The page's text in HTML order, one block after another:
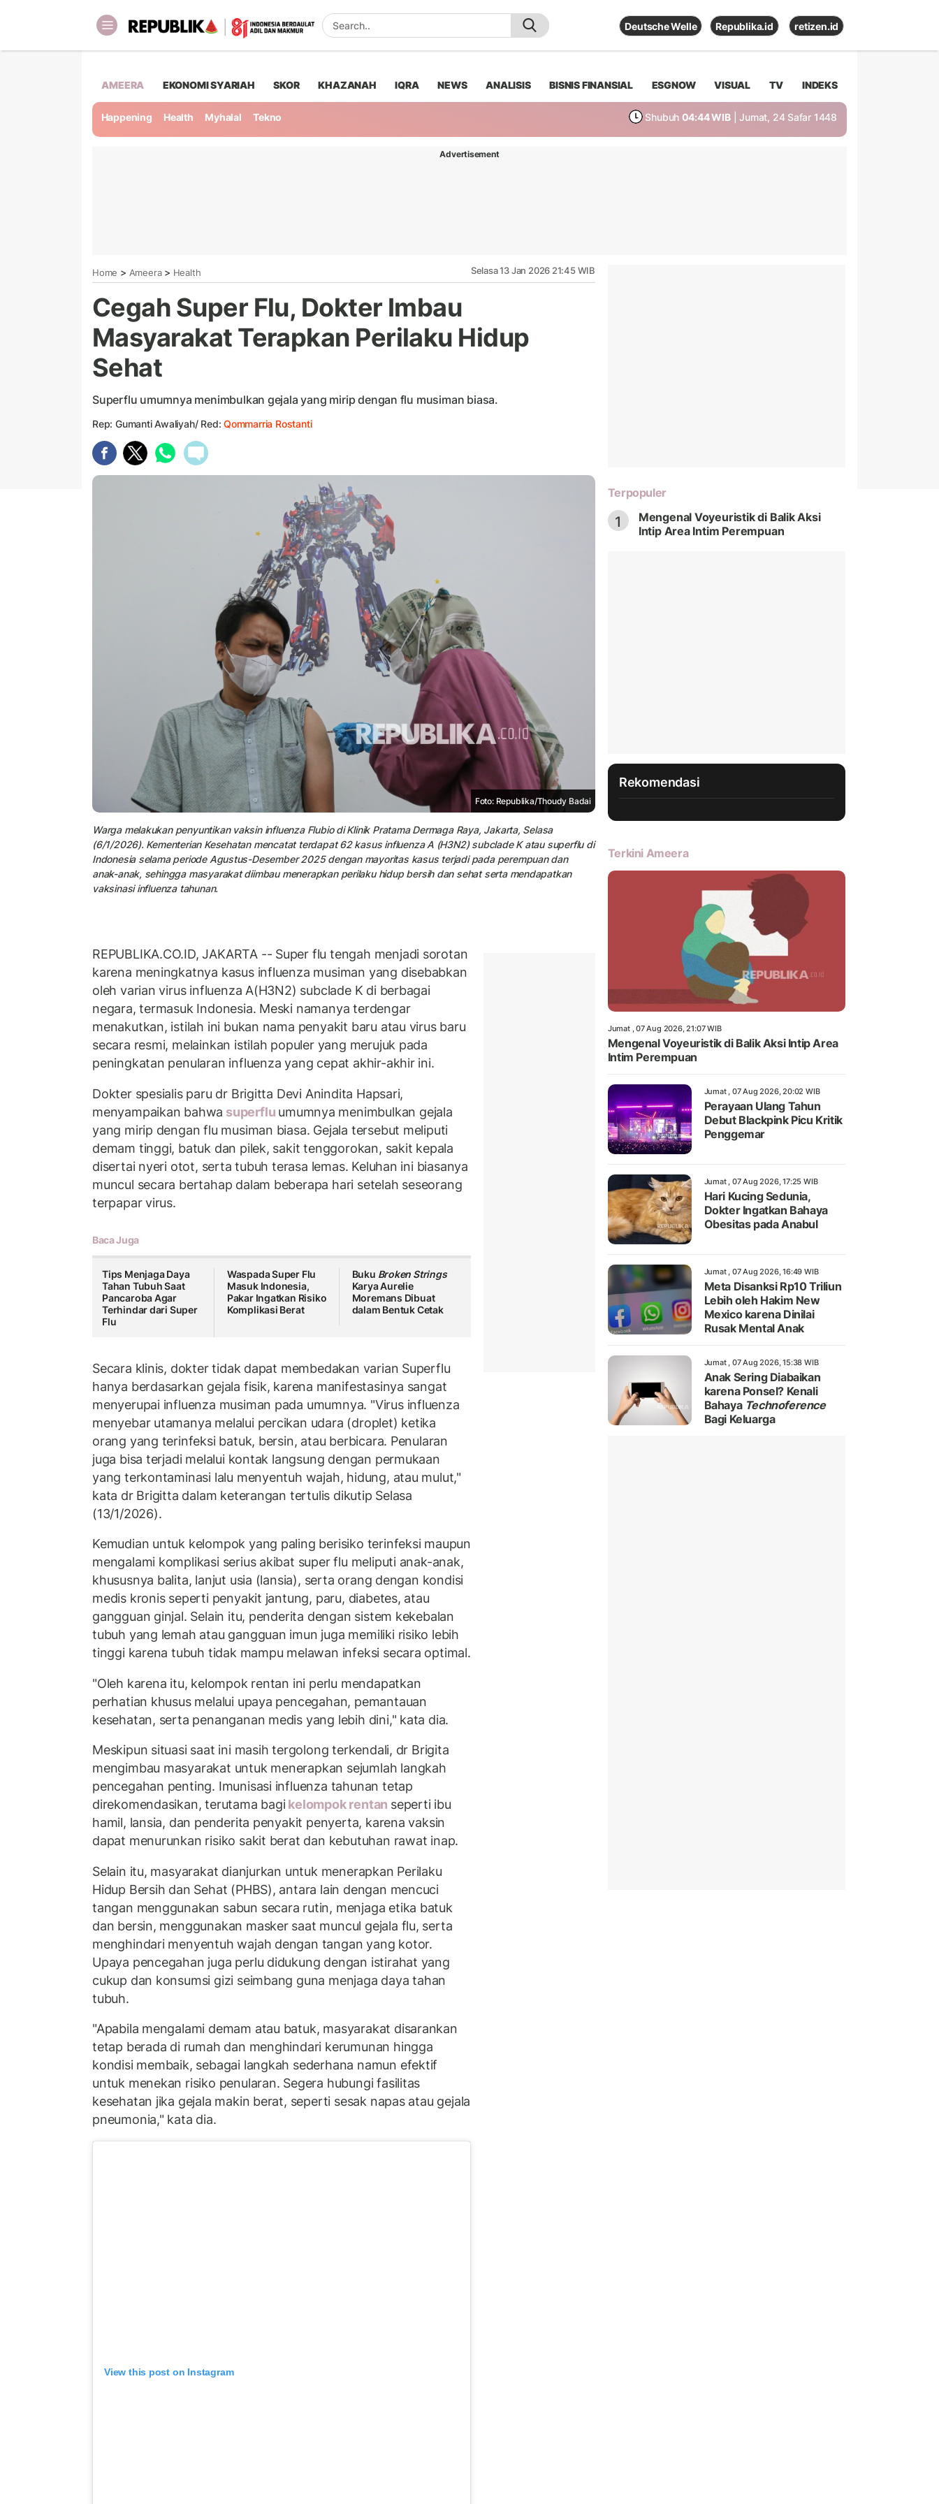
Deutsche Welle Republika.id retizen.id
AMEERA EKONOMI SYARIAH SKOR KHAZANAH IQRA NEWS ANALISIS BISNIS FINANSIAL ESGNOW VISUAL TV INDEKS
Happening Health Myhalal Tekno Shubuh 04:44 WIB | Jumat, 24 Safar 1448
Advertisement
Home > Ameera> Health Selasa 13 Jan 2026 21:45 WIB
Cegah Super Flu, Dokter Imbau
Masyarakat Terapkan Perilaku Hidup
Sehat
Superflu umumnya menimbulkan gejala yang mirip dengan flu musiman biasa.
Rep: Gumanti Awaliyah/ Red:Qommarria Rostanti
Foto: Republika/Thoudy Badai
Warga melakukan penyuntikan vaksin influenza Flubio di Klinik Pratama Dermaga Raya, Jakarta, Selasa
(6/1/2026). Kementerian Kesehatan mencatat terdapat 62 kasus influenza A (H3N2) subclade K atau superflu di
Indonesia selama periode Agustus-Desember 2025 dengan mayoritas kasus terjadi pada perempuan dan
anak-anak, sehingga masyarakat diimbau menerapkan perilaku hidup bersih dan sehat serta mendapatkan
vaksinasi influenza tahunan.
REPUBLIKA.CO.ID, JAKARTA -- Super flu tengah menjadi sorotan
karena meningkatnya kasus influenza musiman yang disebabkan
oleh varian virus influenza A(H3N2) subclade K di berbagai
negara, termasuk Indonesia. Meski namanya terdengar
menakutkan, istilah ini bukan nama penyakit baru atau virus baru
secara resmi, melainkan istilah populer yang merujuk pada
peningkatan penularan influenza yang cepat akhir-akhir ini.
Dokter spesialis paru dr Brigitta Devi Anindita Hapsari,
menyampaikan bahwa superflu umumnya menimbulkan gejala
yang mirip dengan flu musiman biasa. Gejala tersebut meliputi
demam tinggi, batuk dan pilek, sakit tenggorokan, sakit kepala
disertai nyeri otot, serta tubuh terasa lemas. Keluhan ini biasanya
muncul secara bertahap dalam beberapa hari setelah seseorang
terpapar virus.
Baca Juga
Tips Menjaga Daya
Tahan Tubuh Saat
Pancaroba Agar
Terhindar dari Super
Flu
Waspada Super Flu
Masuk Indonesia,
Pakar Ingatkan Risiko
Komplikasi Berat
Buku Broken Strings
Karya Aurelie
Moremans Dibuat
dalam Bentuk Cetak
Secara klinis, dokter tidak dapat membedakan varian Superflu
hanya berdasarkan gejala fisik, karena manifestasinya sangat
menyerupai influenza musiman pada umumnya. "Virus influenza
menyebar utamanya melalui percikan udara (droplet) ketika
orang yang terinfeksi batuk, bersin, atau berbicara. Penularan
juga bisa terjadi melalui kontak langsung dengan permukaan
yang terkontaminasi lalu menyentuh wajah, hidung, atau mulut,"
kata dr Brigitta dalam keterangan tertulis dikutip Selasa
(13/1/2026).
Kemudian untuk kelompok yang paling berisiko terinfeksi maupun
mengalami komplikasi serius akibat super flu meliputi anak-anak,
khususnya balita, lanjut usia (lansia), serta orang dengan kondisi
medis kronis seperti penyakit jantung, paru, diabetes, atau
gangguan ginjal. Selain itu, penderita dengan sistem kekebalan
tubuh yang lemah atau gangguan imun juga memiliki risiko lebih
tinggi karena tubuh tidak mampu melawan infeksi secara optimal.
"Oleh karena itu, kelompok rentan ini perlu mendapatkan
perhatian khusus melalui upaya pencegahan, pemantauan
kesehatan, serta penanganan medis yang lebih dini," kata dia.
Meskipun situasi saat ini masih tergolong terkendali, dr Brigita
mengimbau masyarakat untuk menerapkan sejumlah langkah
pencegahan penting. Imunisasi influenza tahunan tetap
direkomendasikan, terutama bagikelompok rentan seperti ibu
hamil, lansia, dan penderita penyakit penyerta, karena vaksin
dapat menurunkan risiko sakit berat dan kebutuhan rawat inap.
Selain itu, masyarakat dianjurkan untuk menerapkan Perilaku
Hidup Bersih dan Sehat (PHBS), antara lain dengan mencuci
tangan menggunakan sabun secara rutin, menjaga etika batuk
dan bersin, menggunakan masker saat muncul gejala flu, serta
menghindari menyentuh wajah dengan tangan yang kotor.
Upaya pencegahan juga perlu didukung dengan istirahat yang
cukup dan konsumsi gizi seimbang guna menjaga daya tahan
tubuh.
"Apabila mengalami demam atau batuk, masyarakat disarankan
tetap berada di rumah dan menghindari kerumunan hingga
kondisi membaik, sebagai langkah sederhana namun efektif
untuk menekan risiko penularan. Segera hubungi fasilitas
kesehatan jika gejala makin berat, seperti sesak napas atau gejala
pneumonia," kata dia.
View this post on Instagram
Terpopuler
1
Mengenal Voyeuristik di Balik Aksi
Intip Area Intim Perempuan
Rekomendasi
Terkini Ameera
Jumat , 07 Aug 2026, 21:07 WIB
Mengenal Voyeuristik di Balik Aksi Intip Area
Intim Perempuan
Jumat , 07 Aug 2026, 20:02 WIB
Perayaan Ulang Tahun
Debut Blackpink Picu Kritik
Penggemar
Jumat , 07 Aug 2026, 17:25 WIB
Hari Kucing Sedunia,
Dokter Ingatkan Bahaya
Obesitas pada Anabul
Jumat , 07 Aug 2026, 16:49 WIB
Meta Disanksi Rp10 Triliun
Lebih oleh Hakim New
Mexico karena Dinilai
Rusak Mental Anak
Jumat , 07 Aug 2026, 15:38 WIB
Anak Sering Diabaikan
karena Ponsel? Kenali
Bahaya Technoference
Bagi Keluarga